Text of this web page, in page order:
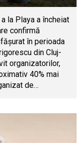
la Playa a încheiat
confirmă
în perioada
din Cluj-
organizatorilor,
40% mai
de…